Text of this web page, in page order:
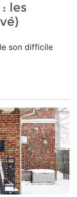
les
son difficile